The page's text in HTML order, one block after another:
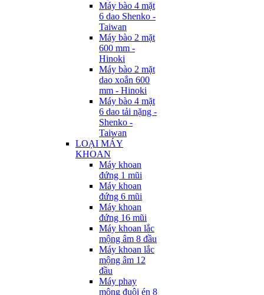
Máy bào 4 mặt
6 dao Shenko -
Taiwan
Máy bào 2 mặt
600 mm -
Hinoki
Máy bào 2 mặt
dao xoắn 600
mm - Hinoki
Máy bào 4 mặt
6 dao tải nặng -
Shenko -
Taiwan
LOẠI MÁY
KHOAN
Máy khoan
đứng 1 mũi
Máy khoan
đứng 6 mũi
Máy khoan
đứng 16 mũi
Máy khoan lắc
mộng âm 8 đầu
Máy khoan lắc
mộng âm 12
đầu
Máy phay
mộng đuôi én 8